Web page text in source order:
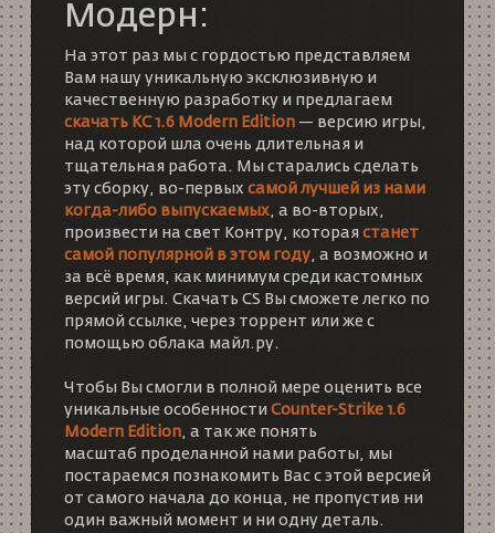
Модерн:
На этот раз мы с гордостью представляем
Вам нашу уникальную эксклюзивную и
качественную разработку и предлагаем
скачать КС 1.6 Modern Edition— версию игры,
над которой шла очень длительная и
тщательная работа. Мы старались сделать
эту сборку, во-первых самой лучшей из нами
когда-либо выпускаемых, а во-вторых,
произвести на свет Контру, которая станет
самой популярной в этом году, а возможно и
за всё время, как минимум среди кастомных
версий игры. Скачать CS Вы сможете легко по
прямой ссылке, через торрент или же с
помощью облака майл.ру.
Чтобы Вы смогли в полной мере оценить все
уникальные особенности Counter-Strike 1.6
Modern Edition, а так же понять
масштаб проделанной нами работы, мы
постараемся познакомить Вас с этой версией
от самого начала до конца, не пропустив ни
один важный момент и ни одну деталь.